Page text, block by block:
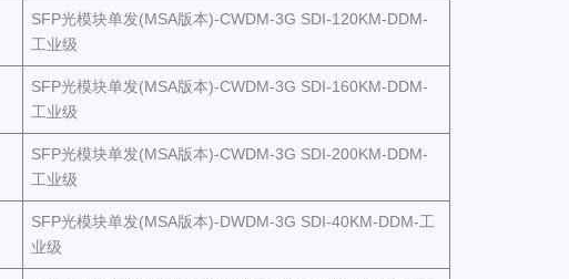
SFP光模块单发(MSA版本)-CWDM-3G SDI-120KM-DDM-
工业级
SFP光模块单发(MSA版本)-CWDM-3G SDI-160KM-DDM-
工业级
SFP光模块单发(MSA版本)-CWDM-3G SDI-200KM-DDM-
工业级
SFP光模块单发(MSA版本)-DWDM-3G SDI-40KM-DDM-工
业级